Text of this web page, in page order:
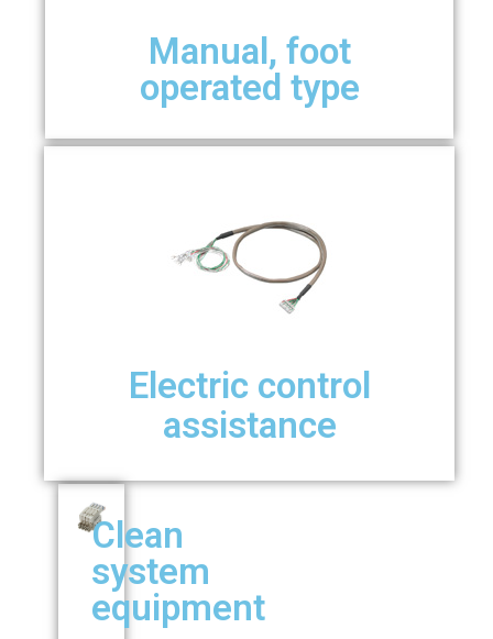
Manual, foot
operated type
Electric control
assistance
Clean
system
equipment